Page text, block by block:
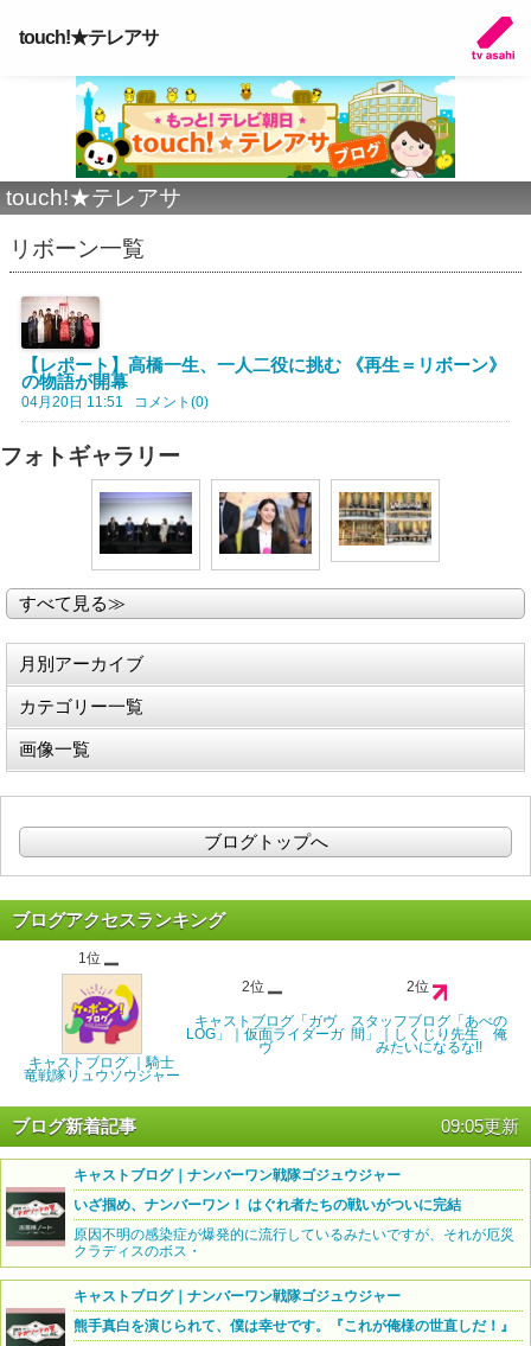
touch!★テレアサ
touch!★テレアサ
リボーン一覧
【レポート】高橋一生、一人二役に挑む 《再生＝リボーン》
の物語が開幕
04月20日 11:51 コメント(0)
フォトギャラリー
すべて見る≫
月別アーカイブ
カテゴリー一覧
画像一覧
ブログトップへ
ブログアクセスランキング
1位
キャストブログ ｜騎士
竜戦隊リュウソウジャー
2位
キャストブログ「ガヴ
LOG」｜仮面ライダーガ
ヴ
2位
スタッフブログ「あべの
間」｜しくじり先生 俺
みたいになるな!!
ブログ新着記事 09:05更新
キャストブログ｜ナンバーワン戦隊ゴジュウジャー
いざ掴め、ナンバーワン！ はぐれ者たちの戦いがついに完結
原因不明の感染症が爆発的に流行しているみたいですが、それが厄災
クラディスのボス・
キャストブログ｜ナンバーワン戦隊ゴジュウジャー
熊手真白を演じられて、僕は幸せです。『これが俺様の世直しだ！』